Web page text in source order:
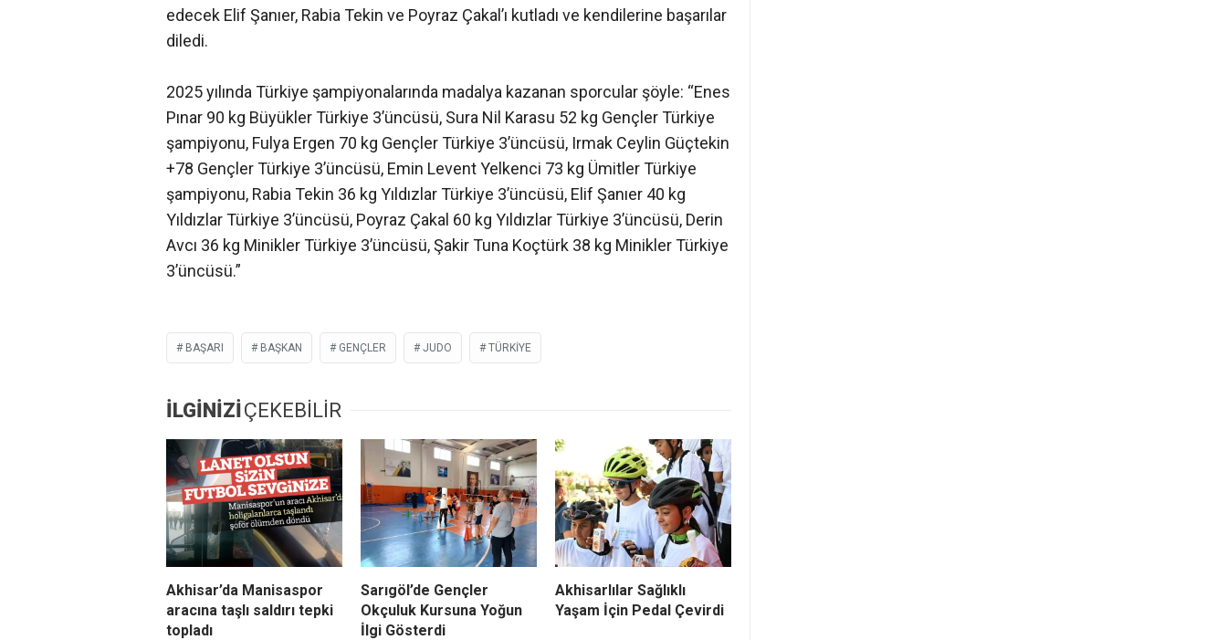
edecek Elif Şanıer, Rabia Tekin ve Poyraz Çakal’ı kutladı ve kendilerine başarılar
diledi.
2025 yılında Türkiye şampiyonalarında madalya kazanan sporcular şöyle: “Enes
Pınar 90 kg Büyükler Türkiye 3’üncüsü, Sura Nil Karasu 52 kg Gençler Türkiye
şampiyonu, Fulya Ergen 70 kg Gençler Türkiye 3’üncüsü, Irmak Ceylin Güçtekin
+78 Gençler Türkiye 3’üncüsü, Emin Levent Yelkenci 73 kg Ümitler Türkiye
şampiyonu, Rabia Tekin 36 kg Yıldızlar Türkiye 3’üncüsü, Elif Şanıer 40 kg
Yıldızlar Türkiye 3’üncüsü, Poyraz Çakal 60 kg Yıldızlar Türkiye 3’üncüsü, Derin
Avcı 36 kg Minikler Türkiye 3’üncüsü, Şakir Tuna Koçtürk 38 kg Minikler Türkiye
3’üncüsü.”
BAŞARI BAŞKAN GENÇLER JUDO TÜRKIYE
İLGİNİZİÇEKEBİLİR
Akhisar’da Manisaspor
aracına taşlı saldırı tepki
topladı
Sarıgöl’de Gençler
Okçuluk Kursuna Yoğun
İlgi Gösterdi
Akhisarlılar Sağlıklı
Yaşam İçin Pedal Çevirdi